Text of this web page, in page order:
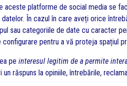
aceste platforme de social media se
În cazul în care aveți orice
sau categoriile de date cu caracter
pentru a vă proteja spațiul
pe interesul legitim de a permite
răspuns la opiniile, întrebările,